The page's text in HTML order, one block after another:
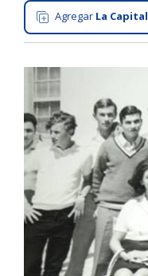
Salud
General
La
Ciudad
Deportes
Arte
y
Espectáculos
Policiales
Cartelera
Agregar La Capital